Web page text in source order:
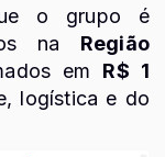
o grupo é
na Região
em R$ 1
logística e do